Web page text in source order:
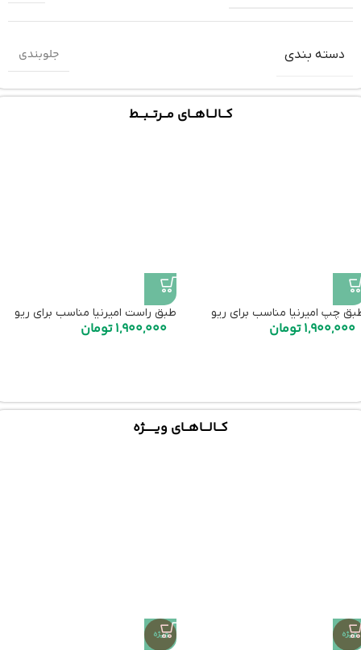
دسته بندی جلوبندی
کـــالـــاهـــای مـــرتـــبـــط
چپ امیرنیا مناسب برای ریو
1,900,000تومان
طبق راست امیرنیا مناسب برای ریو
1,900,000تومان
کـــالــــاهـــای ویـــــــژه
ویژه ویژه